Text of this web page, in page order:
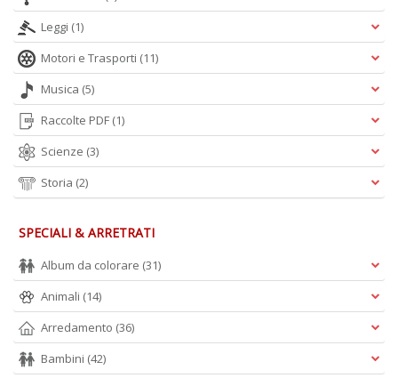
Leggi (1)
Motori e Trasporti (11)
Musica (5)
Raccolte PDF (1)
Scienze (3)
Storia (2)
SPECIALI & ARRETRATI
Album da colorare (31)
Animali (14)
Arredamento (36)
Bambini (42)